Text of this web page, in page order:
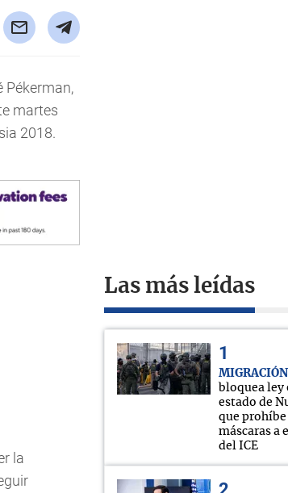
Pékerman,
martes
2018.
la
Las más leídas
MIGRACIÓN
bloquea ley
estado de
que prohíbe
máscaras a
del ICE